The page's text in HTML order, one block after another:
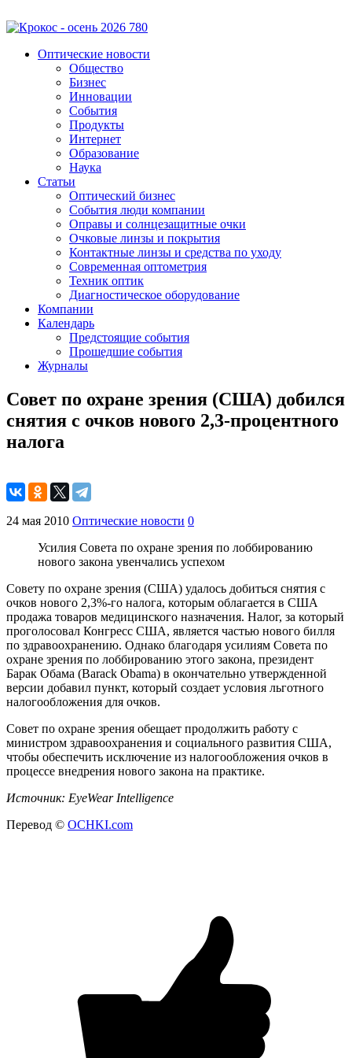
Оптические новости
Общество
Бизнес
Инновации
События
Продукты
Интернет
Образование
Наука
Статьи
Оптический бизнес
События люди компании
Оправы и солнцезащитные очки
Очковые линзы и покрытия
Контактные линзы и средства по уходу
Современная оптометрия
Техник оптик
Диагностическое оборудование
Компании
Календарь
Предстоящие события
Прошедшие события
Журналы
Совет по охране зрения (США) добился
снятия с очков нового 2,3-процентного
налога
24 мая 2010 Оптические новости 0
Усилия Совета по охране зрения по лоббированию
нового закона увенчались успехом
Совету по охране зрения (США) удалось добиться снятия с
очков нового 2,3%-го налога, которым облагается в США
продажа товаров медицинского назначения. Налог, за который
проголосовал Конгресс США, является частью нового билля
по здравоохранению. Однако благодаря усилиям Совета по
охране зрения по лоббированию этого закона, президент
Барак Обама (Barack Obama) в окончательно утвержденной
версии добавил пункт, который создает условия льготного
налогообложения для очков.
Совет по охране зрения обещает продолжить работу с
министром здравоохранения и социального развития США,
чтобы обеспечить исключение из налогообложения очков в
процессе внедрения нового закона на практике.
Источник: EyeWear Intelligence
Перевод © OCHKI.com